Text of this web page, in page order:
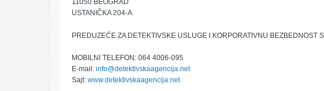
11050 BEOGRAD
USTANIČKA 204-A
PREDUZEĆE ZA DETEKTIVSKE USLUGE I KORPORATIVNU BEZBEDNOST
MOBILNI TELEFON: 064 4006-095
E-mail: info@detektivskaagencija.net
Sajt: www.detektivskaagencija.net